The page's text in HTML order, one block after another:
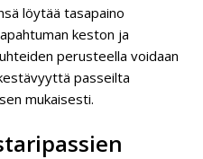
löytää tasapaino
keston ja
perusteella voidaan
passeilta
mukaisesti.